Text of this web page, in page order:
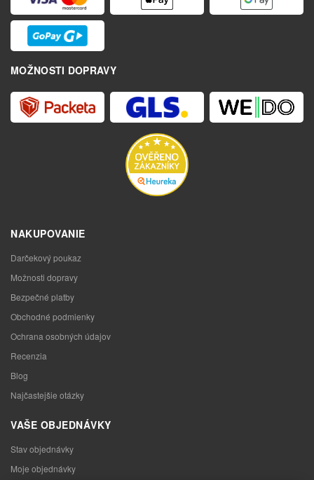
MOŽNOSTI DOPRAVY
NAKUPOVANIE
Darčekový poukaz
Možnosti dopravy
Bezpečné platby
Obchodné podmienky
Ochrana osobných údajov
Recenzia
Blog
Najčastejšie otázky
VAŠE OBJEDNÁVKY
Stav objednávky
Moje objednávky